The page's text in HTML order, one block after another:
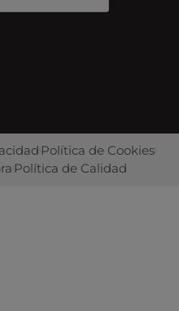
Política de Cookies
Política de Calidad